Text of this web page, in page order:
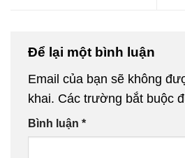
Để lại một bình luận
Email của bạn sẽ không
khai. Các trường bắt buộc
Bình luận *